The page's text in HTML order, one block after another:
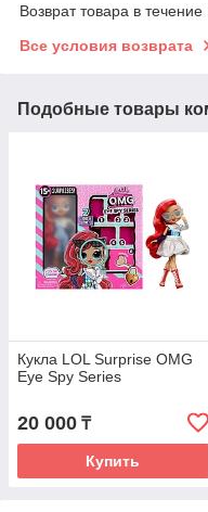
Возврат товара в
Все условия возврата
Подобные товары
Кукла LOL Surprise OMG
Eye Spy Series
20 000 ₸
Купить